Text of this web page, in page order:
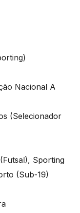
Nacional A
(Selecionador
Sporting
(Sub-19)